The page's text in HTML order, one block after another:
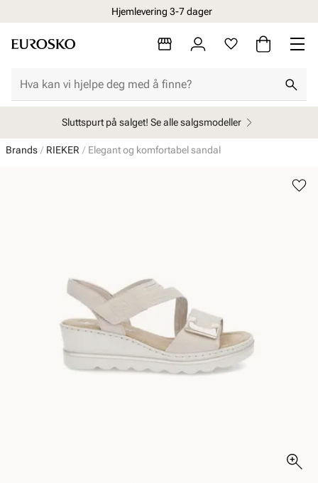
Hjemlevering 3-7 dager
Sluttspurt på salget! Se alle salgsmodeller
Brands RIEKER Elegant og komfortabel sandal